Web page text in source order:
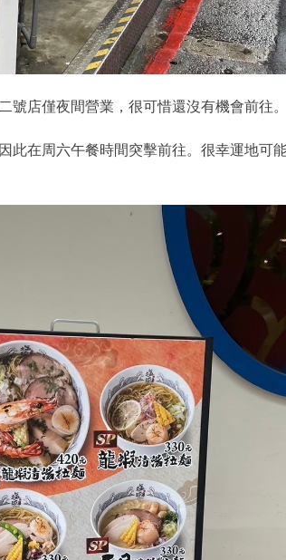
店僅夜間營業，很可惜還沒有機會前往
在周六午餐時間突擊前往。很幸運地可